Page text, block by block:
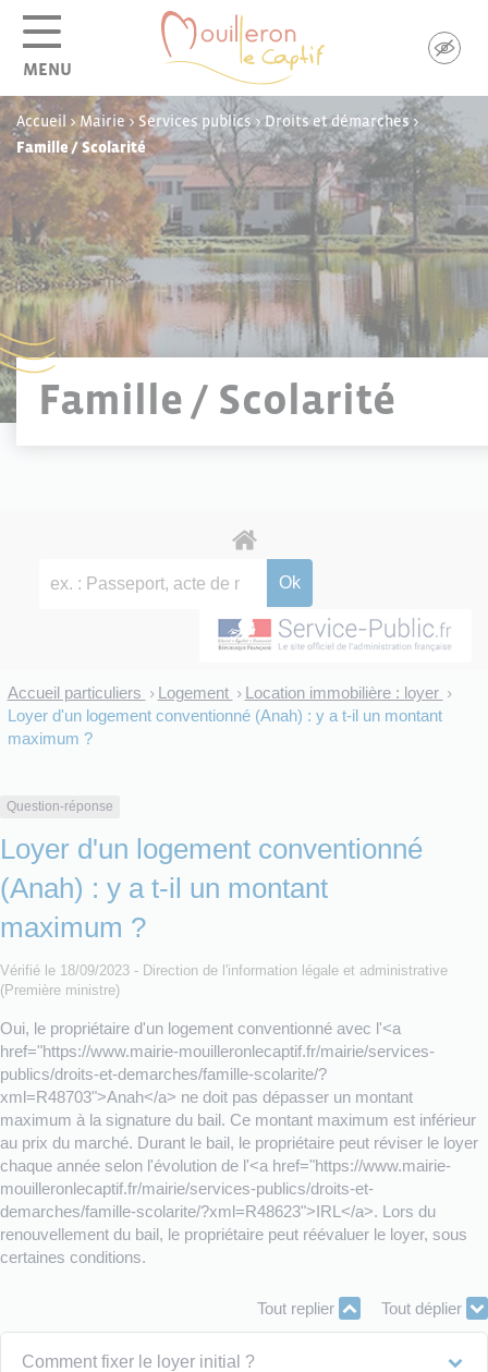
MENU
Accueil >Mairie> Services publics>Droits et démarches>
Famille / Scolarité
Famille / Scolarité
Accueil particuliers > Logement > Location immobilière : loyer >
Loyer d'un logement conventionné (Anah) : y a t-il un montant
maximum ?
Question-réponse
Loyer d'un logement conventionné
(Anah) : y a t-il un montant
maximum ?
Vérifié le 18/09/2023 - Direction de l'information légale et administrative
(Première ministre)
Oui, le propriétaire d'un logement conventionné avec l'<a
href="https://www.mairie-mouilleronlecaptif.fr/mairie/services-
publics/droits-et-demarches/famille-scolarite/?
xml=R48703">Anah</a> ne doit pas dépasser un montant
maximum à la signature du bail. Ce montant maximum est inférieur
au prix du marché. Durant le bail, le propriétaire peut réviser le loyer
chaque année selon l'évolution de l'<a href="https://www.mairie-
mouilleronlecaptif.fr/mairie/services-publics/droits-et-
demarches/famille-scolarite/?xml=R48623">IRL</a>. Lors du
renouvellement du bail, le propriétaire peut réévaluer le loyer, sous
certaines conditions.
Tout replier Tout déplier
Comment fixer le loyer initial ?
Panneau de gestion des cookies